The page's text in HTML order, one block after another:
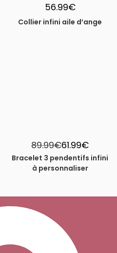
56.99€
Collier infini aile d’ange
89.99€61.99€
Bracelet 3 pendentifs infini
à personnaliser